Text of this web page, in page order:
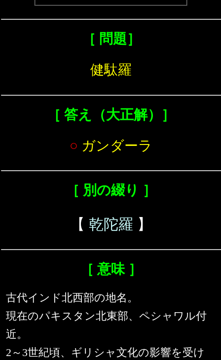
［ 問題］
健駄羅
［ 答え（大正解）］
○ ガンダーラ
［ 別の綴り ］
【 乾陀羅 】
［ 意味 ］
古代インド北西部の地名。
現在のパキスタン北東部、ペシャワル付
近。
2～3世紀頃、ギリシャ文化の影響を受け